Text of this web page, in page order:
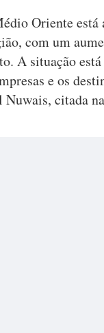
Oriente está
com um
A situação
e os
citada